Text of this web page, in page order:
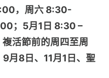
，周六 8:30-
；5月1日 8:30 –
活節前的周四至周
月8日、11月1日、聖